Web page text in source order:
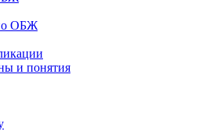
ОБЖ
и понятия